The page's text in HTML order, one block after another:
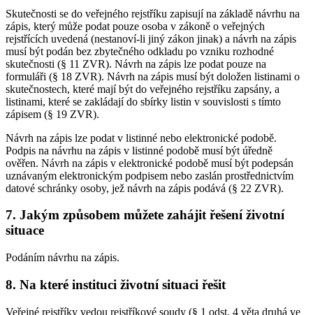
Skutečnosti se do veřejného rejstříku zapisují na základě návrhu na
zápis, který může podat pouze osoba v zákoně o veřejných
rejstřících uvedená (nestanoví-li jiný zákon jinak) a návrh na zápis
musí být podán bez zbytečného odkladu po vzniku rozhodné
skutečnosti (§ 11 ZVR). Návrh na zápis lze podat pouze na
formuláři (§ 18 ZVR). Návrh na zápis musí být doložen listinami o
skutečnostech, které mají být do veřejného rejstříku zapsány, a
listinami, které se zakládají do sbírky listin v souvislosti s tímto
zápisem (§ 19 ZVR).
Návrh na zápis lze podat v listinné nebo elektronické podobě.
Podpis na návrhu na zápis v listinné podobě musí být úředně
ověřen. Návrh na zápis v elektronické podobě musí být podepsán
uznávaným elektronickým podpisem nebo zaslán prostřednictvím
datové schránky osoby, jež návrh na zápis podává (§ 22 ZVR).
7. Jakým způsobem můžete zahájit řešení životní
situace
Podáním návrhu na zápis.
8. Na které instituci životní situaci řešit
Veřejné rejstříky vedou rejstříkové soudy (§ 1 odst. 4 věta druhá ve